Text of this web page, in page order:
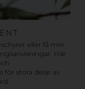
eller få mer
Här
för stora delar av